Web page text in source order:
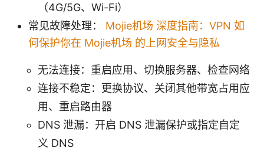
（4G/5G、Wi-Fi）
常见故障处理： Mojie机场 深度指南：VPN 如
何保护你在 Mojie机场 的上网安全与隐私
无法连接：重启应用、切换服务器、检查网络
连接不稳定：更换协议、关闭其他带宽占用应
用、重启路由器
DNS 泄漏：开启 DNS 泄漏保护或指定自定
义 DNS